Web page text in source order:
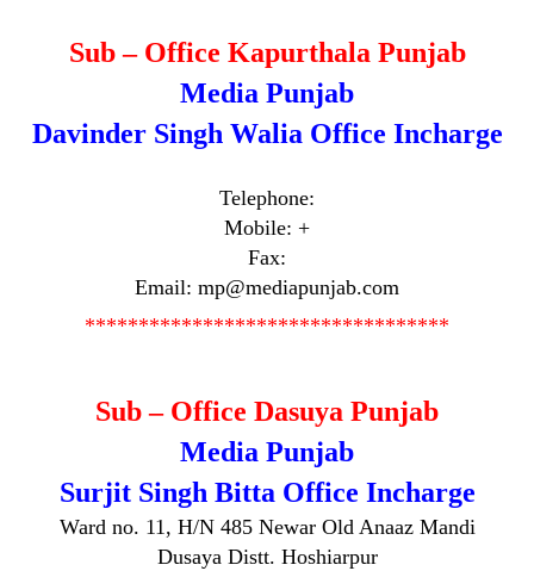
Sub – Office Kapurthala Punjab
Media Punjab
Davinder Singh Walia Office Incharge
Telephone:
Mobile: +
Fax:
Email: mp@mediapunjab.com
**********************************
Sub – Office Dasuya Punjab
Media Punjab
Surjit Singh Bitta Office Incharge
Ward no. 11, H/N 485 Newar Old Anaaz Mandi
Dusaya Distt. Hoshiarpur